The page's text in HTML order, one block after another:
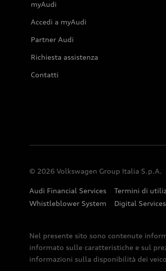
myAudi
Accedi a myAudi
Partner Audi
Richiesta assistenza
Contatti
© 2026 Volkswagen Group Italia S.p.A.
Audi Financial Services Termini di
Whistleblower System
Digital
Nel presente sito sono contenute
informato sulle caratteristiche e sul
informazioni sulla disponibilità dei